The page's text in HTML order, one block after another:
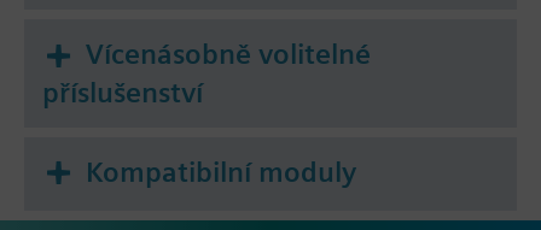
Vícenásobně volitelné
příslušenství
Kompatibilní moduly